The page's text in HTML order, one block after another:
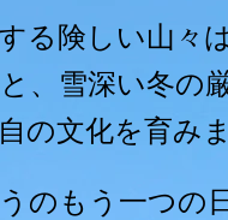
る険しい山々
、雪深い冬の
の文化を育み
のもう一つの